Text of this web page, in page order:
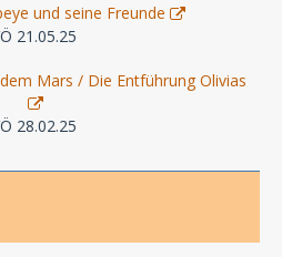
und seine Freunde
21.05.25
Mars / Die Entführung Olivias
28.02.25